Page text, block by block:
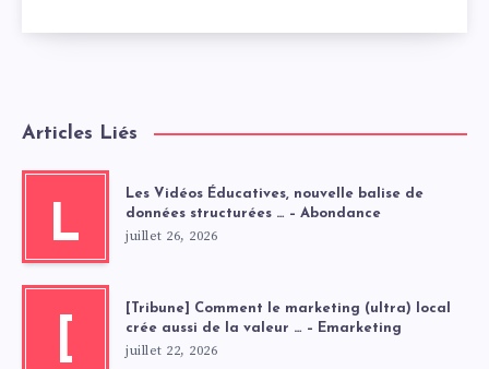
Articles Liés
L
Les Vidéos Éducatives, nouvelle balise de
données structurées … – Abondance
juillet 26, 2026
[
[Tribune] Comment le marketing (ultra) local
crée aussi de la valeur … – Emarketing
juillet 22, 2026